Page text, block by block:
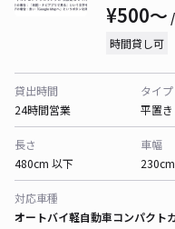
¥500〜
時間貸し可
貸出時間
24時間営業
タイプ
平置き
長さ
480cm 以下
車幅
対応車種
オートバイ軽自動車コンパクト